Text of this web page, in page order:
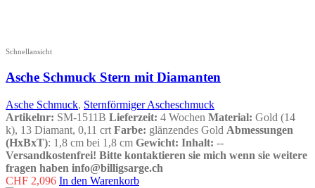
Schnellansicht
Asche Schmuck Stern mit Diamanten
Asche Schmuck, Sternförmiger Ascheschmuck
Artikelnr: SM-1511B Lieferzeit: 4 Wochen Material: Gold (14
k), 13 Diamant, 0,11 crt Farbe: glänzendes Gold Abmessungen
(HxBxT): 1,8 cm bei 1,8 cm Gewicht: Inhalt: --
Versandkostenfrei! Bitte kontaktieren sie mich wenn sie weitere
fragen haben info@billigsarge.ch
CHF 2,096 In den Warenkorb